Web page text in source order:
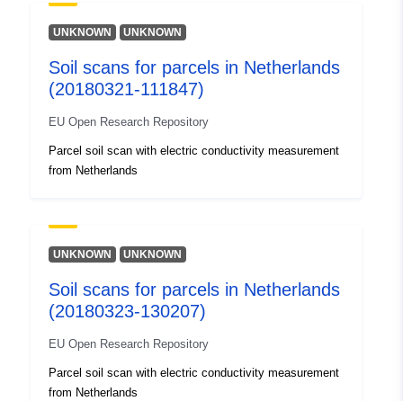
uriRef:
http://data.europa.eu/88u/dataset/
zenodo-org-1321939
Je verze: https://doi.org/10.5281/
http://purl.org/dc/dcmitype/Dataset
UNKNOWN UNKNOWN
Soil scans for parcels in Netherlands
(20180321-111847)
EU Open Research Repository
Parcel soil scan with electric conductivity measurement
from Netherlands
UNKNOWN UNKNOWN
Soil scans for parcels in Netherlands
(20180323-130207)
EU Open Research Repository
Parcel soil scan with electric conductivity measurement
from Netherlands